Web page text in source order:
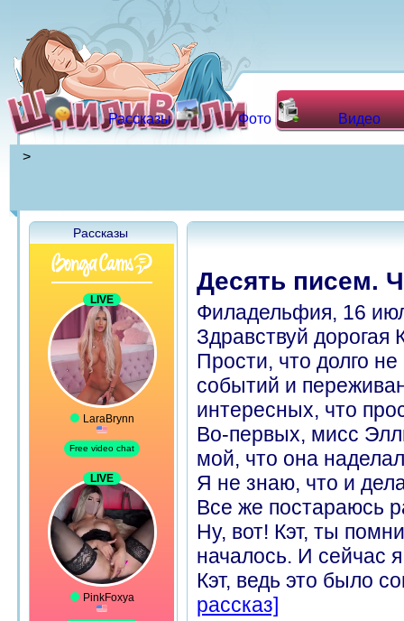
Рассказы Фото Видео
>
Рассказы
Десять писем.
Филадельфия, 16
Здравствуй дорогая
Прости, что долго
событий и
интересных, что
Во-первых, мисс
мой, что она
Я не знаю, что и
Все же постараюсь
Ну, вот! Кэт, ты
началось. И сейчас
Кэт, ведь это было
рассказ]